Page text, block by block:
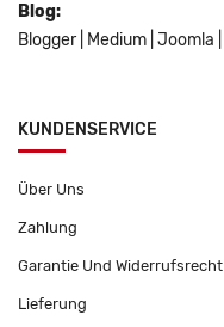
Blog:
Blogger
Medium Joomla
KUNDENSERVICE
Über Uns
Zahlung
Garantie Und Widerrufsrecht
Lieferung